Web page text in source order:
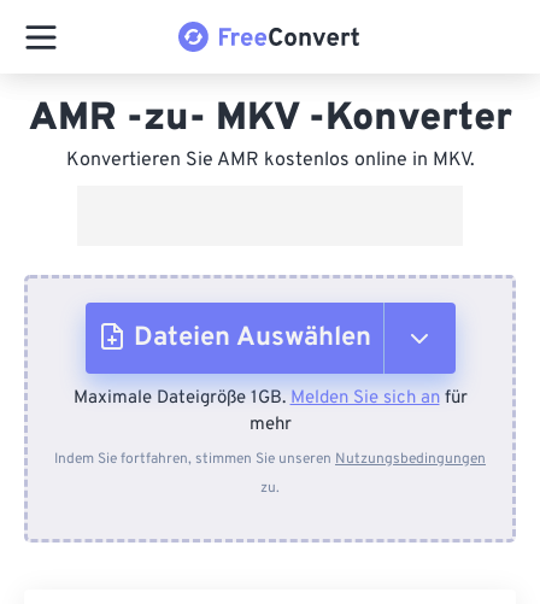
AMR -zu- MKV -Konverter
Konvertieren Sie AMR kostenlos online in MKV.
Dateien Auswählen
Vom Gerät
Von Dropbox
Maximale Dateigröße 1GB.Melden Sie sich anfür
mehr
Indem Sie fortfahren, stimmen Sie unseren Nutzungsbedingungen
zu.